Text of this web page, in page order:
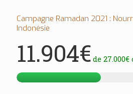
Campagne Ramadan 2021 :
Indonésie
11.904€ de 27.000€